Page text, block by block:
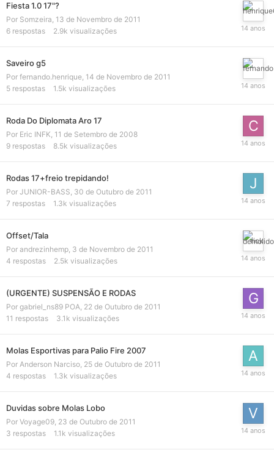
Fiesta 1.0 17"?
Por Somzeira, 13 de Novembro de 2011
6 respostas 2.9k visualizações
Saveiro g5
Por fernando.henrique, 14 de Novembro de 2011
5 respostas 1.5k visualizações
Roda Do Diplomata Aro 17
Por Eric INFK, 11 de Setembro de 2008
9 respostas 8.5k visualizações
Rodas 17+freio trepidando!
Por JUNIOR-BASS, 30 de Outubro de 2011
7 respostas 1.3k visualizações
Offset/Tala
Por andrezinhemp, 3 de Novembro de 2011
4 respostas 2.5k visualizações
(URGENTE) SUSPENSÃO E RODAS
Por gabriel_ns89 POA, 22 de Outubro de 2011
11 respostas 3.1k visualizações
Molas Esportivas para Palio Fire 2007
Por Anderson Narciso, 25 de Outubro de 2011
4 respostas 1.3k visualizações
Duvidas sobre Molas Lobo
Por Voyage09, 23 de Outubro de 2011
3 respostas 1.1k visualizações